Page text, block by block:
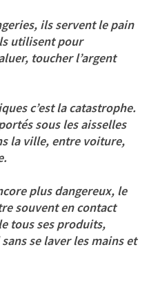
ils servent le pain
utilisent pour
toucher l’argent
c’est la catastrophe.
sous les aisselles
la ville, entre voiture,
plus dangereux, le
souvent en contact
tous ses produits,
se laver les mains et